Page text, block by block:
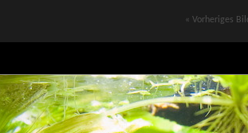
« Vorheriges